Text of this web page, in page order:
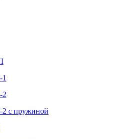
2
с пружиной